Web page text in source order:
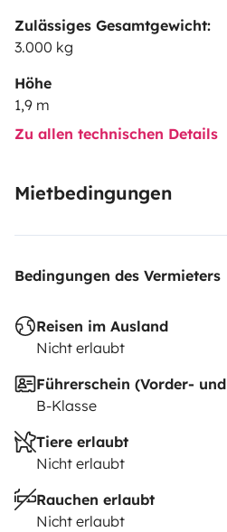
Zulässiges Gesamtgewicht:
3.000 kg
Höhe
1,9 m
Zu allen technischen Details
Mietbedingungen
Bedingungen des Vermieters
Reisen im Ausland
Nicht erlaubt
Führerschein (Vorder-
B-Klasse
Tiere erlaubt
Nicht erlaubt
Rauchen erlaubt
Nicht erlaubt